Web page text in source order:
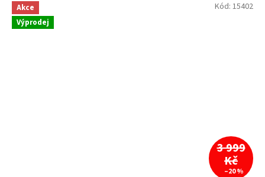
Akce
Výprodej
3 999
Kč
–20 %
Kód: 15402